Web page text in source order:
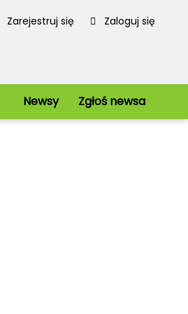
Zarejestruj się Zaloguj się
Newsy Zgłoś newsa